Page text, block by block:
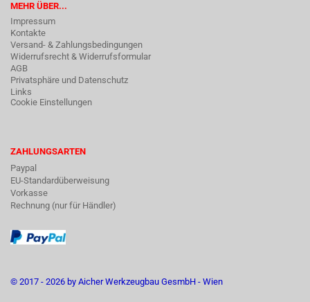
MEHR ÜBER...
Impressum
Kontakte
Versand- & Zahlungsbedingungen
Widerrufsrecht & Widerrufsformular
AGB
Privatsphäre und Datenschutz
Links
Cookie Einstellungen
ZAHLUNGSARTEN
Paypal
EU-Standardüberweisung
Vorkasse
Rechnung (nur für Händler)
© 2017 - 2026 by Aicher Werkzeugbau GesmbH - Wien